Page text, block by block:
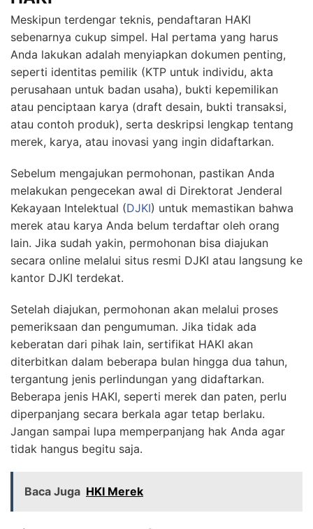
Meskipun terdengar teknis, pendaftaran HAKI
sebenarnya cukup simpel. Hal pertama yang harus
Anda lakukan adalah menyiapkan dokumen penting,
seperti identitas pemilik (KTP untuk individu, akta
perusahaan untuk badan usaha), bukti kepemilikan
atau penciptaan karya (draft desain, bukti transaksi,
atau contoh produk), serta deskripsi lengkap tentang
merek, karya, atau inovasi yang ingin didaftarkan.
Sebelum mengajukan permohonan, pastikan Anda
melakukan pengecekan awal di Direktorat Jenderal
Kekayaan Intelektual (DJKI) untuk memastikan bahwa
merek atau karya Anda belum terdaftar oleh orang
lain. Jika sudah yakin, permohonan bisa diajukan
secara online melalui situs resmi DJKI atau langsung ke
kantor DJKI terdekat.
Setelah diajukan, permohonan akan melalui proses
pemeriksaan dan pengumuman. Jika tidak ada
keberatan dari pihak lain, sertifikat HAKI akan
diterbitkan dalam beberapa bulan hingga dua tahun,
tergantung jenis perlindungan yang didaftarkan.
Beberapa jenis HAKI, seperti merek dan paten, perlu
diperpanjang secara berkala agar tetap berlaku.
Jangan sampai lupa memperpanjang hak Anda agar
tidak hangus begitu saja.
Baca Juga HKI Merek